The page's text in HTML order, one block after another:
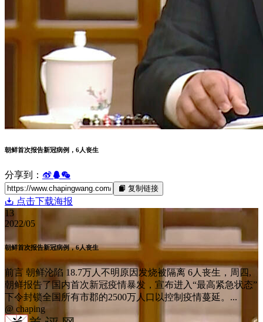
朝鲜首次报告新冠病例，6人丧生
分享到：
复制链接
点击下载海报
13
2022/05
朝鲜首次报告新冠病例，6人丧生
前言 朝鲜沦陷 18.7万人不明原因发烧被隔离 6人丧生，周四,
朝鲜报告了国内首次新冠疫情暴发，宣布进入“最高紧急状态”
下令封锁全国所有市郡的2500万人口以控制疫情蔓延。...
@ chaping